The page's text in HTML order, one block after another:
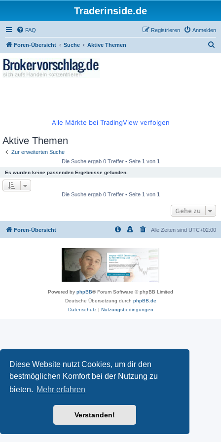
Diese Website nutzt Cookies, um dir den
bestmöglichen Komfort bei der Nutzung zu
bieten. Mehr erfahren
Verstanden!
Traderinside.de
FAQ Anmelden
Registrieren
Foren-Übersicht Suche Aktive Themen
Alle Märkte bei TradingView verfolgen
Aktive Themen
Zur erweiterten Suche
Die Suche ergab 0 Treffer • Seite 1 von 1
Es wurden keine passenden Ergebnisse gefunden.
Die Suche ergab 0 Treffer • Seite 1 von 1
Gehe zu
Foren-Übersicht Alle Zeiten sind UTC+02:00
Powered by phpBB® Forum Software © phpBB Limited
Deutsche Übersetzung durch phpBB.de
Datenschutz| Nutzungsbedingungen